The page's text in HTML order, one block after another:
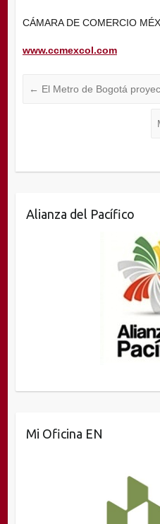
CÁMARA DE COMERCIO
www.ccmexcol.com
← El Metro de Bogotá
Alianza del Pacífico
Mi Oficina EN